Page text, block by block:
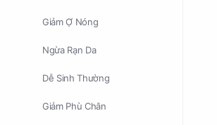
Giảm Ợ Nóng
Ngừa Rạn Da
Dễ Sinh Thường
Giảm Phù Chân